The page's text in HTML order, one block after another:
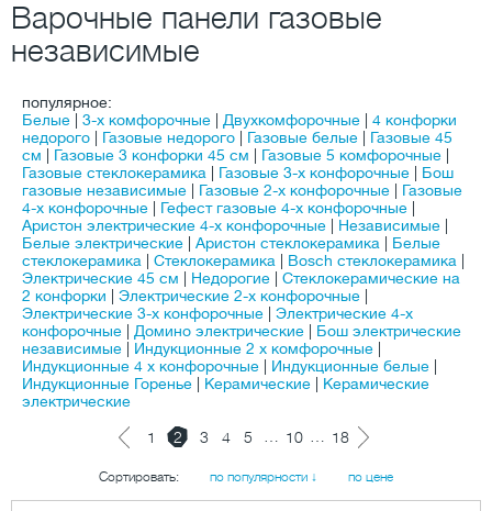
Варочные панели газовые
независимые
популярное:
Белые
3-х комфорочные Двухкомфорочные
4 конфорки
недорого
Газовые недорого Газовые белые
Газовые 45
см
Газовые 3 конфорки 45 см Газовые 5 комфорочные
Газовые стеклокерамика
Газовые 3-х конфорочные
Бош
газовые независимые
Газовые 2-х конфорочные
Газовые
4-х конфорочные
Гефест газовые 4-х конфорочные
Аристон электрические 4-х конфорочные
Независимые
Белые электрические
Аристон стеклокерамика
Белые
стеклокерамика
Стеклокерамика Bosch стеклокерамика
Электрические 45 см
Недорогие
Стеклокерамические на
2 конфорки
Электрические 2-х конфорочные
Электрические 3-х конфорочные
Электрические 4-х
конфорочные
Домино электрические
Бош электрические
независимые
Индукционные 2 х комфорочные
Индукционные 4 х конфорочные
Индукционные белые
Индукционные Горенье
Керамические
Керамические
электрические
1 2 3 4 5 10 18
Сортировать: по популярности ↓ по цене